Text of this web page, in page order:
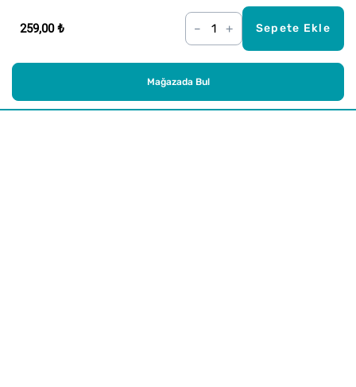
259,00 ₺ – + Sepete Ekle
Mağazada Bul